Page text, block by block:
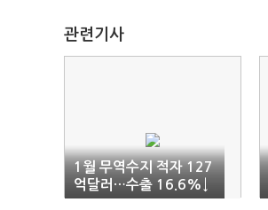
관련기사
1월 무역수지 적자 127
억달러…수출 16.6%↓
(1보)